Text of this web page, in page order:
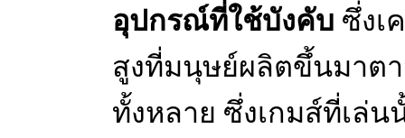
อุปกรณ์ที่ใช้บังคับ ซึ่งเ
สูงที่มนุษย์ผลิตขึ้นมาต
ทั้งหลาย ซึ่งเกมส์ที่เล่